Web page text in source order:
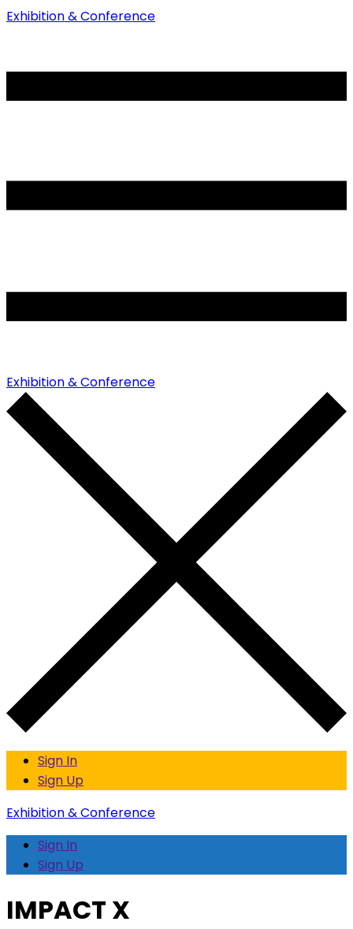
Exhibition & Conference
Exhibition & Conference
Sign In
Sign Up
Exhibition & Conference
Sign In
Sign Up
IMPACT X